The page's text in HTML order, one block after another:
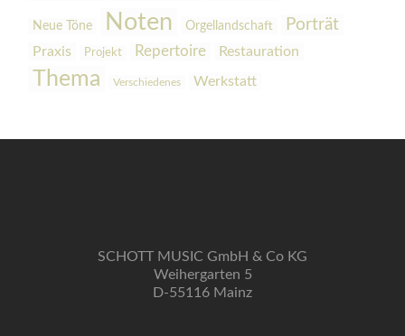
Neue Töne Noten Orgellandschaft Porträt
Praxis Projekt Repertoire Restauration
Thema Verschiedenes Werkstatt
SCHOTT MUSIC GmbH & Co KG
Weihergarten 5
D-55116 Mainz